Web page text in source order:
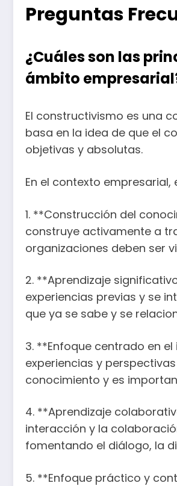
Preguntas
¿Cuáles son las
ámbito
El constructivismo es una
basa en la idea de que el
objetivas y absolutas.
En el contexto
1. **Construcción del
construye activamente a
organizaciones deben ser
2. **Aprendizaje
experiencias previas y se
que ya se sabe y se
3. **Enfoque centrado en
experiencias y
conocimiento y es
4. **Aprendizaje
interacción y la
fomentando el diálogo, la
5. **Enfoque práctico y